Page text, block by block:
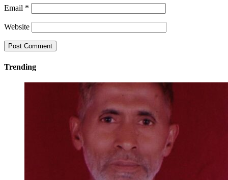
Email *
Website
Trending